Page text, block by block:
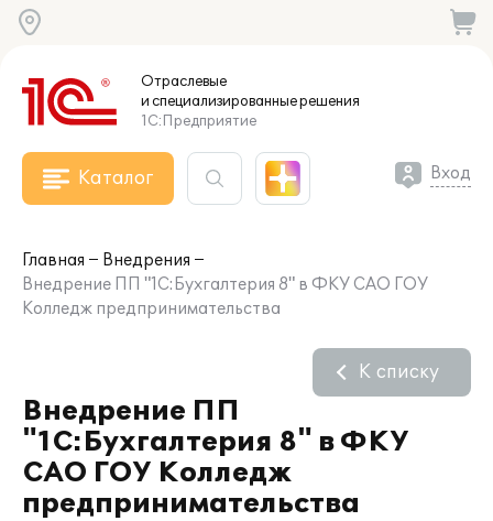
Отраслевые
и специализированныерешения
1С:Предприятие
Каталог Вход
Главная
Внедрения
Внедрение ПП "1С:Бухгалтерия 8" в ФКУ САО ГОУ
Колледж предпринимательства
Внедрение ПП
"1С:Бухгалтерия 8" в ФКУ
САО ГОУ Колледж
предпринимательства
К списку